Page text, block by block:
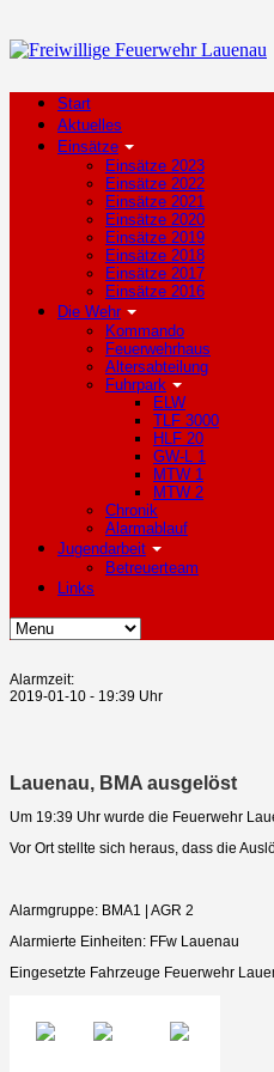
Start
Aktuelles
Einsätze
Einsätze 2023
Einsätze 2022
Einsätze 2021
Einsätze 2020
Einsätze 2019
Einsätze 2018
Einsätze 2017
Einsätze 2016
Die Wehr
Kommando
Feuerwehrhaus
Altersabteilung
Fuhrpark
ELW
TLF 3000
HLF 20
GW-L 1
MTW 1
MTW 2
Chronik
Alarmablauf
Jugendarbeit
Betreuerteam
Links
Alarmzeit:
2019-01-10 - 19:39 Uhr
Lauenau, BMA ausgelöst
Um 19:39 Uhr wurde die Feuerwehr
Vor Ort stellte sich heraus, dass die
Alarmgruppe: BMA1 | AGR 2
Alarmierte Einheiten: FFw Lauenau
Eingesetzte Fahrzeuge Feuerwehr